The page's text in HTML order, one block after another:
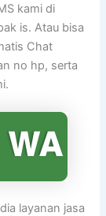
kami di
is. Atau bisa
Chat
no hp, serta
layanan jasa